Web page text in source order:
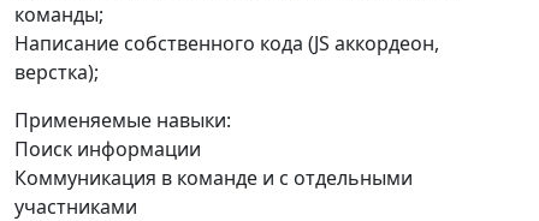
команды;
Написание собственного кода (JS аккордеон,
верстка);
Применяемые навыки:
Поиск информации
Коммуникация в команде и с отдельными
участниками